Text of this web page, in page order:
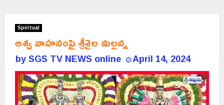
Spiritual
అశ్వ వాహనంపై శ్రీశైల మల్లన్న
bySGS TV NEWS online April 14, 2024